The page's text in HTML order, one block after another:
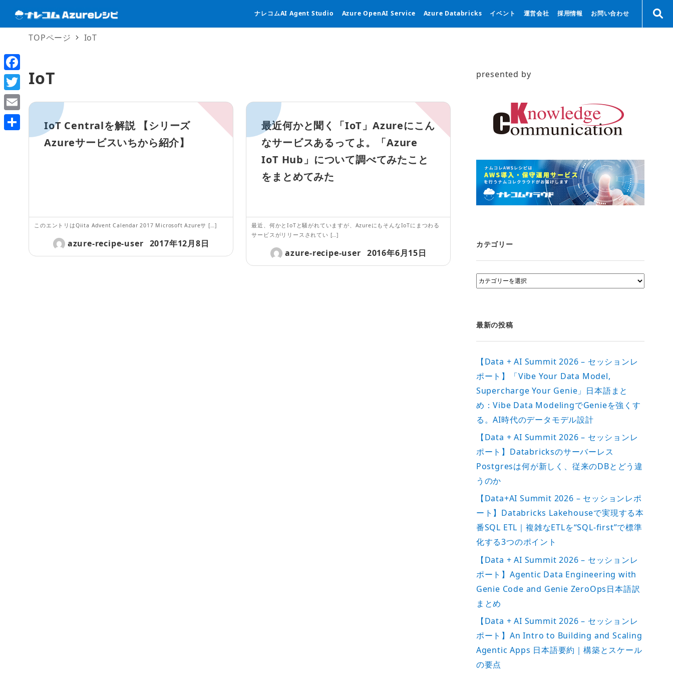
ナレコムAI Agent Studio Azure OpenAI Service Azure Databricks イベント 運営会社 採用情報 お問い合わせ
TOPページ IoT
IoT
IoT Centralを解説 【シリーズ
Azureサービスいちから紹介】
このエントリはQiita Advent Calendar 2017 Microsoft Azureサ […]
azure-recipe-user 2017年12月8日
最近何かと聞く「IoT」Azureにこん
なサービスあるってよ。「Azure
IoT Hub」について調べてみたこと
をまとめてみた
最近、何かとIoTと騒がれていますが、AzureにもそんなIoTにまつわる
サービスがリリースされてい […]
azure-recipe-user 2016年6月15日
presented by
カテゴリー
カ
テ
ー
最新の投稿
【Data + AI Summit 2026 – セッションレ
ポート】「Vibe Your Data Model,
Supercharge Your Genie」日本語まと
め：Vibe Data ModelingでGenieを強くす
る。AI時代のデータモデル設計
【Data + AI Summit 2026 – セッションレ
ポート】Databricksのサーバーレス
Postgresは何が新しく、従来のDBとどう違
うのか
【Data+AI Summit 2026 – セッションレポ
ート】Databricks Lakehouseで実現する本
番SQL ETL｜複雑なETLを“SQL-first”で標準
化する3つのポイント
【Data + AI Summit 2026 – セッションレ
ポート】Agentic Data Engineering with
Genie Code and Genie ZeroOps日本語訳
まとめ
【Data + AI Summit 2026 – セッションレ
ポート】An Intro to Building and Scaling
Agentic Apps 日本語要約｜構築とスケール
の要点
F
a
c
e
T
w
i
E